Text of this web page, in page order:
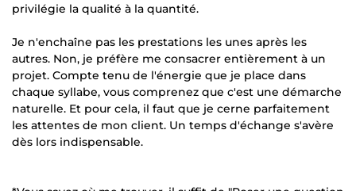
privilégie la qualité à la quantité.
Je n'enchaîne pas les prestations les unes après les
autres. Non, je préfère me consacrer entièrement à un
projet. Compte tenu de l'énergie que je place dans
chaque syllabe, vous comprenez que c'est une démarche
naturelle. Et pour cela, il faut que je cerne parfaitement
les attentes de mon client. Un temps d'échange s'avère
dès lors indispensable.